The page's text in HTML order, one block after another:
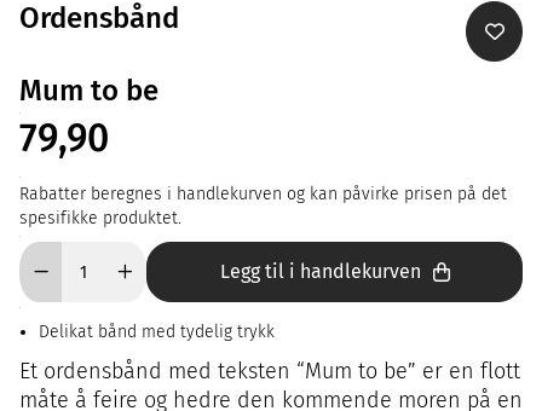
Ordensbånd
Mum to be
79,90
Rabatter beregnes i handlekurven og kan påvirke prisen på det
spesifikke produktet.
Legg til i handlekurven
Delikat bånd med tydelig trykk
Et ordensbånd med teksten “Mum to be” er en flott
måte å feire og hedre den kommende moren på en